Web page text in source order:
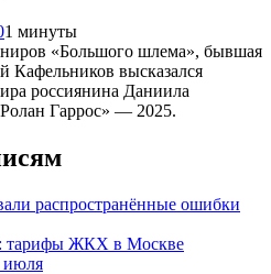
1 минуты
«Большого шлема», бывшая
Кафельников высказался
россиянина Даниила
Гаррос» — 2025.
распространённые ошибки
тарифы ЖКХ в Москве
июля